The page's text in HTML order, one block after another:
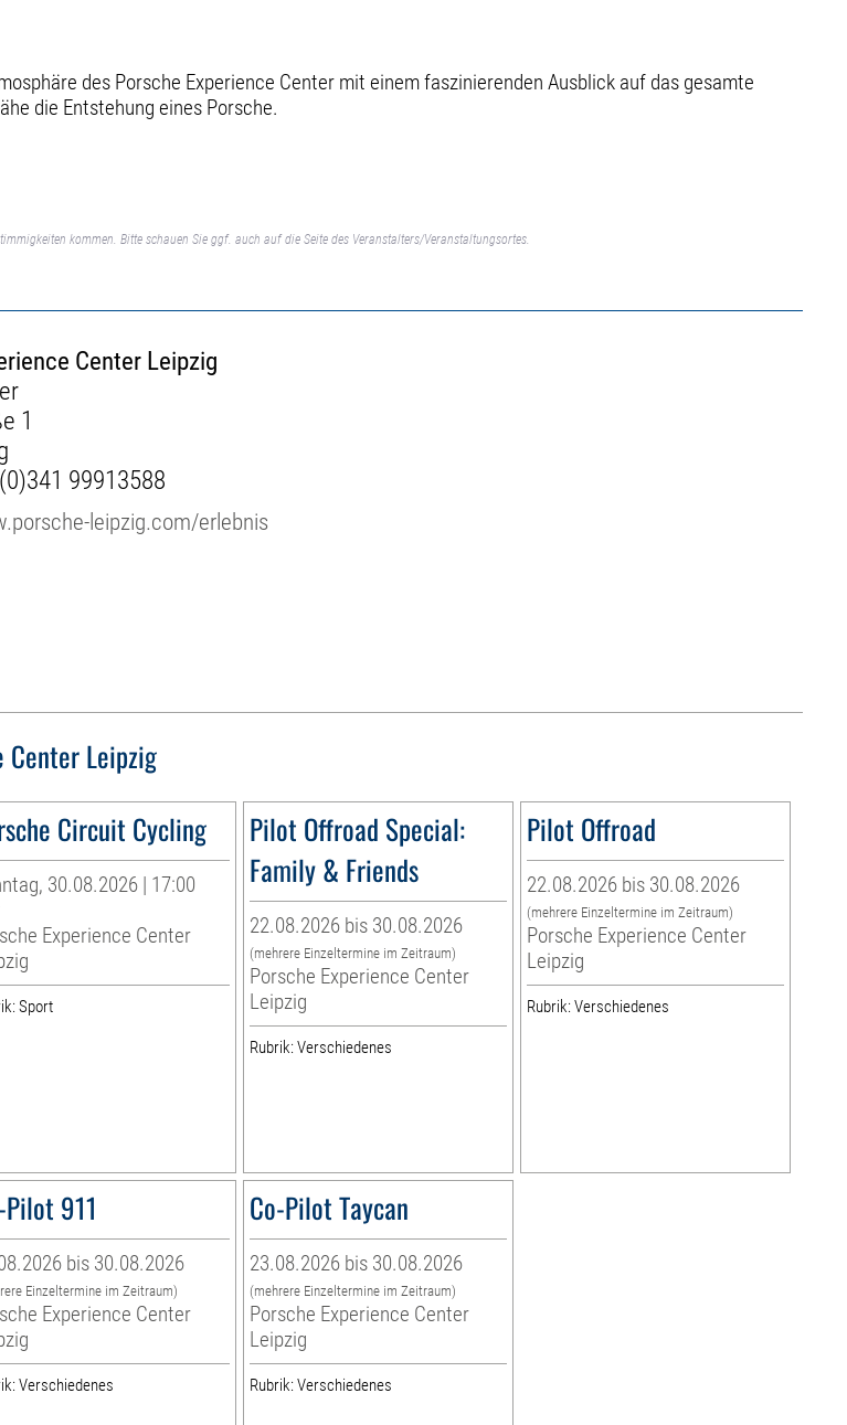
des Porsche Experience Center mit einem faszinierenden Ausblick auf das gesamte
die Entstehung eines Porsche.
kommen. Bitte schauen Sie ggf. auch auf die Seite des Veranstalters/Veranstaltungsortes.
Center Leipzig
1
99913588
leipzig.com/erlebnis
Center Leipzig
Circuit Cycling
30.08.2026 | 17:00
Experience Center
Sport
Pilot Offroad Special:
Family & Friends
22.08.2026 bis 30.08.2026
(mehrere Einzeltermine im Zeitraum)
Porsche Experience Center
Leipzig
Rubrik: Verschiedenes
Pilot Offroad
22.08.2026 bis 30.08.2026
(mehrere Einzeltermine im Zeitraum)
Porsche Experience Center
Leipzig
Rubrik: Verschiedenes
Pilot 911
bis 30.08.2026
Einzeltermine im Zeitraum)
Experience Center
Verschiedenes
Co-Pilot Taycan
23.08.2026 bis 30.08.2026
(mehrere Einzeltermine im Zeitraum)
Porsche Experience Center
Leipzig
Rubrik: Verschiedenes